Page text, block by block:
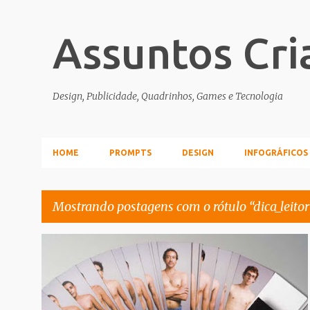
Assuntos
Design, Publicidade, Quadrinhos, Games e Tecnologia
HOME PROMPTS DESIGN INFOGRÁFICOS
Mostrando postagens com o rótulo dica_leitor
s
DICA_LEITOR FOTOGRAFIA PANTONE